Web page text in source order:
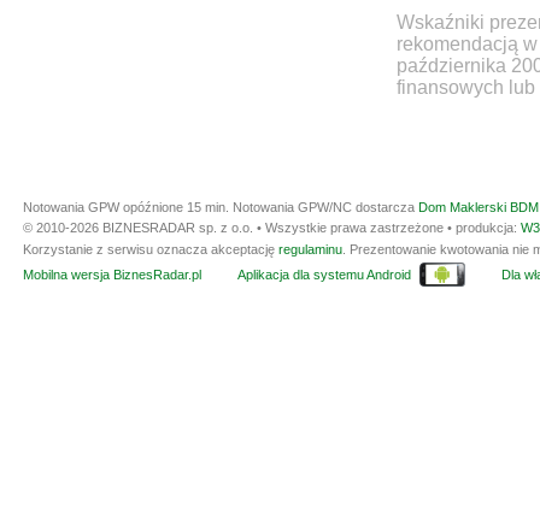
Wskaźniki
rekomendacją
października
finansowych lub
Notowania GPW opóźnione 15 min. Notowania GPW/NC dostarcza Dom Maklerski
© 2010-2026 BIZNESRADAR sp. z o.o. • Wszystkie prawa zastrzeżone • produkcja:
Korzystanie z serwisu oznacza akceptację regulaminu . Prezentowanie kwotowania
Mobilna wersja BiznesRadar.pl
Aplikacja dla systemu Android Dla